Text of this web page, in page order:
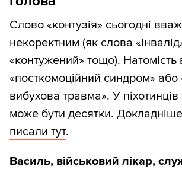
Слово «контузія» сьогодні
некоректним (як слова
«контужений» тощо).
«посткомоційний синдром» або
вибухова травма». У
може бути десятки.
писали тут.
Василь, військовий лікар,